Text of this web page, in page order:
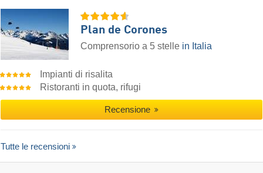
Plan de Corones
Comprensorio a 5 stelle in Italia
Impianti di risalita
Ristoranti in quota, rifugi
Recensione
Tutte le recensioni